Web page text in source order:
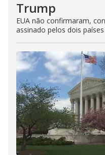
Trump
EUA não confirmaram,
assinado pelos dois